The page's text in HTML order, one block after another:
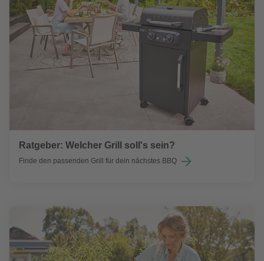
Ratgeber: Welcher Grill soll's sein?
Finde den passenden Grill für dein nächstes BBQ